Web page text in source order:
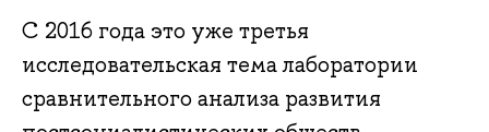
С 2016 года это уже третья
исследовательская тема лаборатории
сравнительного анализа развития